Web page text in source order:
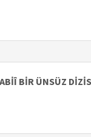
BİR ÜNSÜZ